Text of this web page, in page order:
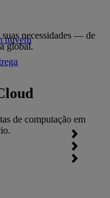
nuvemnecessidades — de
global.
de computação em